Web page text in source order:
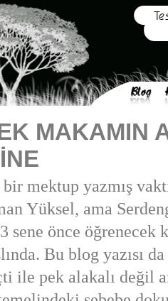
MAKAMIN
bir mektup yazmış
Yüksel, ama
sene önce öğrenecek
Bu blog yazısı da
ile pek alakalı değil